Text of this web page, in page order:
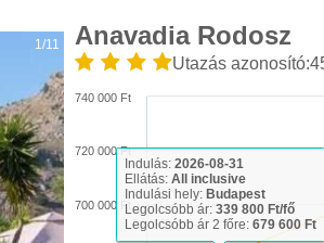
Anavadia Rodosz
Utazás
700 000 Ft
720 000 Ft
740 000 Ft
Indulás:2026-08-31
Ellátás:All inclusive
Indulási hely: Budapest
Legolcsóbb ár:339 800 Ft/fő
Legolcsóbb ár 2 főre:679 600 Ft
1/11